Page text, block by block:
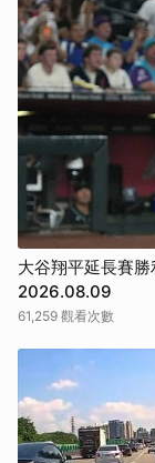
大谷翔平延長賽勝
2026.08.09
61,259 觀看次數